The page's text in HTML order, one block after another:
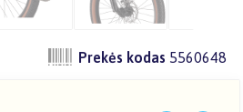
Prekės kodas 5560648